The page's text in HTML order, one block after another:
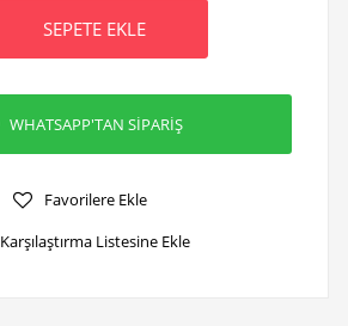
SEPETE EKLE
WHATSAPP'TAN SİPARİŞ
Favorilere Ekle
Karşılaştırma Listesine Ekle